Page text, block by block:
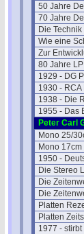
50 Jahre
70 Jahre
Die Technik
Wie eine
Zur
80 Jahre LP
1929 - DG
1930 - RCA
1938 - Die
1955 - Das
Peter Carl
Mono 25/
Mono
1950 -
Die Stereo
Die
Die
Platten
Platten
1977 -